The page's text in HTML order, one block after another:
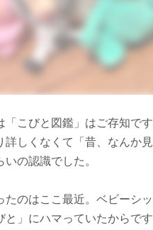
「こびと図鑑」はご存知です
詳しくなくて「昔、なんか
いの認識でした。
たのはここ最近。ベビーシ
と」にハマっていたからです